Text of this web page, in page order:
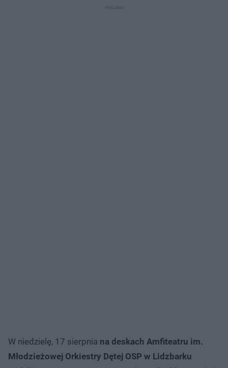
W niedzielę, 17 sierpnia na deskach Amfiteatru im.
Młodzieżowej Orkiestry Dętej OSP w Lidzbarku